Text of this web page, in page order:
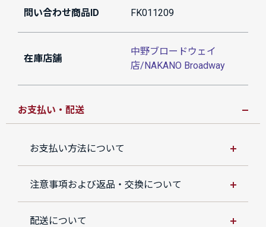
問い合わせ商品ID FK011209
在庫店舗
中野ブロードウェイ
店/NAKANO Broadway
お支払い・配送
お支払い方法について
注意事項および返品・交換について
配送について